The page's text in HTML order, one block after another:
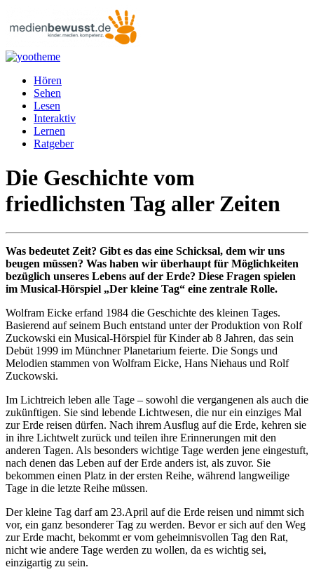
Hören
Sehen
Lesen
Interaktiv
Lernen
Ratgeber
Die Geschichte vom
friedlichsten Tag aller Zeiten
Was bedeutet Zeit? Gibt es das eine Schicksal, dem wir uns
beugen müssen? Was haben wir überhaupt für Möglichkeiten
bezüglich unseres Lebens auf der Erde? Diese Fragen spielen
im Musical-Hörspiel „Der kleine Tag“ eine zentrale Rolle.
Wolfram Eicke erfand 1984 die Geschichte des kleinen Tages.
Basierend auf seinem Buch entstand unter der Produktion von Rolf
Zuckowski ein Musical-Hörspiel für Kinder ab 8 Jahren, das sein
Debüt 1999 im Münchner Planetarium feierte. Die Songs und
Melodien stammen von Wolfram Eicke, Hans Niehaus und Rolf
Zuckowski.
Im Lichtreich leben alle Tage – sowohl die vergangenen als auch die
zukünftigen. Sie sind lebende Lichtwesen, die nur ein einziges Mal
zur Erde reisen dürfen. Nach ihrem Ausflug auf die Erde, kehren sie
in ihre Lichtwelt zurück und teilen ihre Erinnerungen mit den
anderen Tagen. Als besonders wichtige Tage werden jene eingestuft,
nach denen das Leben auf der Erde anders ist, als zuvor. Sie
bekommen einen Platz in der ersten Reihe, während langweilige
Tage in die letzte Reihe müssen.
Der kleine Tag darf am 23.April auf die Erde reisen und nimmt sich
vor, ein ganz besonderer Tag zu werden. Bevor er sich auf den Weg
zur Erde macht, bekommt er vom geheimnisvollen Tag den Rat,
nicht wie andere Tage werden zu wollen, da es wichtig sei,
einzigartig zu sein.